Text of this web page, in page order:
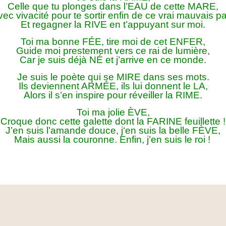
Celle que tu plonges dans l’EAU de cette MARE,
vivacité pour te sortir enfin de ce vrai mauvais
Et regagner la RIVE en t’appuyant sur moi.
Toi ma bonne FÉE, tire moi de cet ENFER,
Guide moi prestement vers ce rai de lumière,
Car je suis déjà NÉ et j’arrive en ce monde.
Je suis le poète qui se MIRE dans ses mots.
Ils deviennent ARMÉE, ils lui donnent le LA,
Alors il s’en inspire pour réveiller la RIME.
Toi ma jolie ÈVE,
Croque donc cette galette dont la FARINE feuillette !
J’en suis l’amande douce, j‘en suis la belle FÈVE,
Mais aussi la couronne. Enfin, j’en suis le roi !